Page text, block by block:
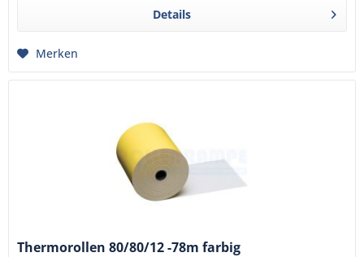
Details
Merken
Thermorollen 80/80/12 -78m farbig